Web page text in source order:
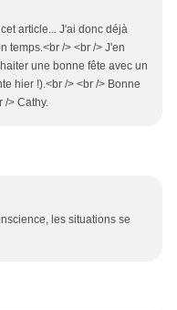
article... J'ai donc déjà
temps.<br /> <br /> J'en
une bonne fête avec un
hier !).<br /> <br /> Bonne
/> Cathy.
les situations se